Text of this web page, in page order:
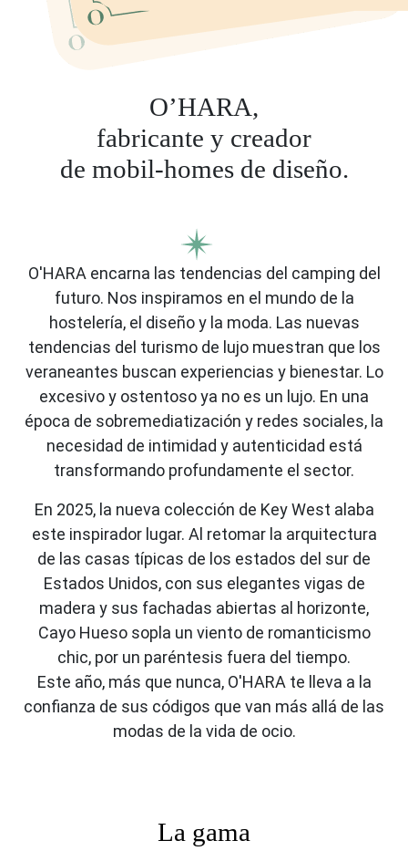
O’HARA,
fabricante y creador
de mobil-homes de diseño.
O'HARA encarna las tendencias del camping del
futuro. Nos inspiramos en el mundo de la
hostelería, el diseño y la moda. Las nuevas
tendencias del turismo de lujo muestran que los
veraneantes buscan experiencias y bienestar. Lo
excesivo y ostentoso ya no es un lujo. En una
época de sobremediatización y redes sociales, la
necesidad de intimidad y autenticidad está
transformando profundamente el sector.
En 2025, la nueva colección de Key West alaba
este inspirador lugar. Al retomar la arquitectura
de las casas típicas de los estados del sur de
Estados Unidos, con sus elegantes vigas de
madera y sus fachadas abiertas al horizonte,
Cayo Hueso sopla un viento de romanticismo
chic, por un paréntesis fuera del tiempo.
Este año, más que nunca, O'HARA te lleva a la
confianza de sus códigos que van más allá de las
modas de la vida de ocio.
La gama